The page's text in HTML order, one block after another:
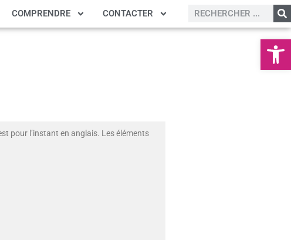
Ouvrir
COMPRENDRE CONTACTER
pour l’instant en anglais. Les éléments